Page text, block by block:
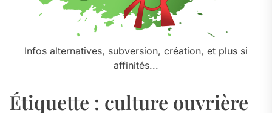
Infos alternatives, subversion, création, et plus si
affinités...
Étiquette : culture ouvrière